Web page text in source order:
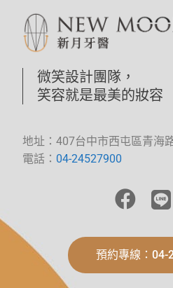
微笑設計團隊，
笑容就是最美的妝容
地址：407台中市西屯區青海
電話： 04-24527900
預約專線：04-